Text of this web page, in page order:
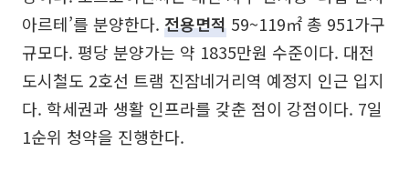
아르테’를 분양한다. 전용면적 59~119㎡ 총 951가구
규모다. 평당 분양가는 약 1835만원 수준이다. 대전
도시철도 2호선 트램 진잠네거리역 예정지 인근 입지
다. 학세권과 생활 인프라를 갖춘 점이 강점이다. 7일
1순위 청약을 진행한다.